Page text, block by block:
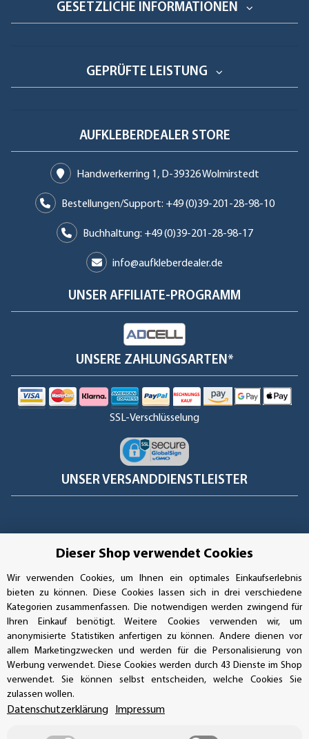
GESETZLICHE INFORMATIONEN
GEPRÜFTE LEISTUNG
AUFKLEBERDEALER STORE
Handwerkerring 1, D-39326 Wolmirstedt
Bestellungen/Support: +49 (0)39-201-28-98-10
Buchhaltung: +49 (0)39-201-28-98-17
info@aufkleberdealer.de
UNSER AFFILIATE-PROGRAMM
UNSERE ZAHLUNGSARTEN*
SSL-Verschlüsselung
UNSER VERSANDDIENSTLEISTER
Vertrag widerrufen
Dieser Shop verwendet Cookies
Wir verwenden Cookies, um Ihnen ein optimales Einkaufserlebnis
bieten zu können. Diese Cookies lassen sich in drei verschiedene
Kategorien zusammenfassen. Die notwendigen werden zwingend für
Ihren Einkauf benötigt. Weitere Cookies verwenden wir, um
anonymisierte Statistiken anfertigen zu können. Andere dienen vor
allem Marketingzwecken und werden für die Personalisierung von
Werbung verwendet. Diese Cookies werden durch 43 Dienste im Shop
verwendet. Sie können selbst entscheiden, welche Cookies Sie
zulassen wollen.
Datenschutzerklärung Impressum